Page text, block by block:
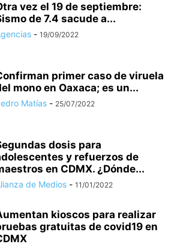
vez el 19 de septiembre:
de 7.4 sacude a...
- 19/09/2022
primer caso de viruela
mono en Oaxaca; es un...
Matías - 25/07/2022
dosis para
y refuerzos de
en CDMX. ¿Dónde...
de Medios - 11/01/2022
kioscos para realizar
gratuitas de covid19 en